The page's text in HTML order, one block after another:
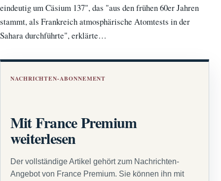
eindeutig um Cäsium 137", das "aus den frühen 60er Jahren
stammt, als Frankreich atmosphärische Atomtests in der
Sahara durchführte", erklärte…
NACHRICHTEN-ABONNEMENT
Mit France Premium
weiterlesen
Der vollständige Artikel gehört zum Nachrichten-
Angebot von France Premium. Sie können ihn mit